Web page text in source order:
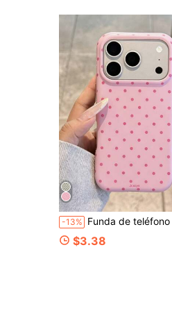
-13% Funda de teléfono linda con pantalla completa de lunares y bloques de color compatible con iPhone 17 Pro Max 17 Pro 16 Pro Max 14 15 Pro Max 13 12 Pro 14
$3.38